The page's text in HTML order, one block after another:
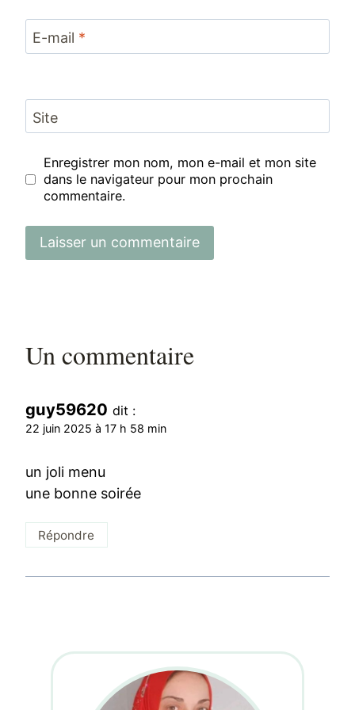
E-mail *
Site
Enregistrer mon nom, mon e-mail et mon site
dans le navigateur pour mon prochain
commentaire.
Un commentaire
guy59620 dit :
22 juin 2025 à 17 h 58 min
un joli menu
une bonne soirée
Répondre